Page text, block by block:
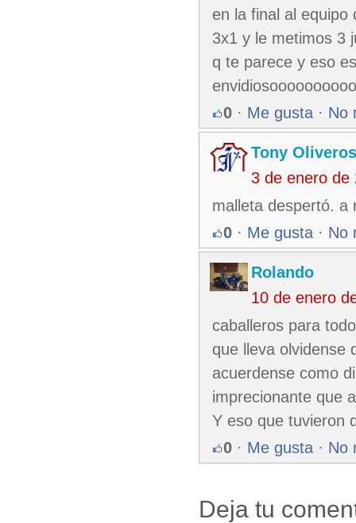
en la final al equipo
3x1 y le metimos 3
q te parece y eso
0 · Me gusta · No
Tony
3 de enero de
malleta despertó. a
0 · Me gusta · No
Rolando
10 de enero
caballeros para
que lleva olvidense
acuerdense como
imprecionante que
Y eso que tuvieron
0 · Me gusta · No
Deja tu